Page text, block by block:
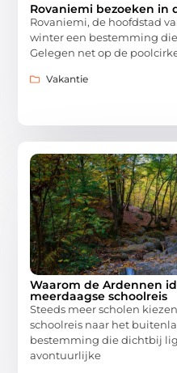
Rovaniemi bezoeken in
Rovaniemi, de hoofdstad
winter een bestemming
Gelegen net op de
Vakantie
Waarom de Ardennen
meerdaagse schoolreis
Steeds meer scholen
schoolreis naar het
bestemming die dichtbij
avontuurlijke